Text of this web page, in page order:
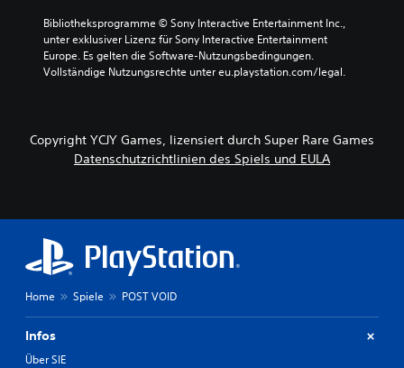
Bibliotheksprogramme © Sony Interactive Entertainment Inc.,
unter exklusiver Lizenz für Sony Interactive Entertainment
Europe. Es gelten die Software-Nutzungsbedingungen.
Vollständige Nutzungsrechte unter eu.playstation.com/legal.
Copyright YCJY Games, lizensiert durch Super Rare Games
Datenschutzrichtlinien des Spiels und EULA
Home Spiele POST VOID
Infos
Über SIE